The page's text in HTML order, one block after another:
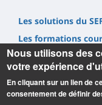
Les solutions du
Les formations
Nous soutenir via
Recruter un
Nous contacter
Nous utilisons des
votre expérience
En cliquant sur un lien de
consentement de définir